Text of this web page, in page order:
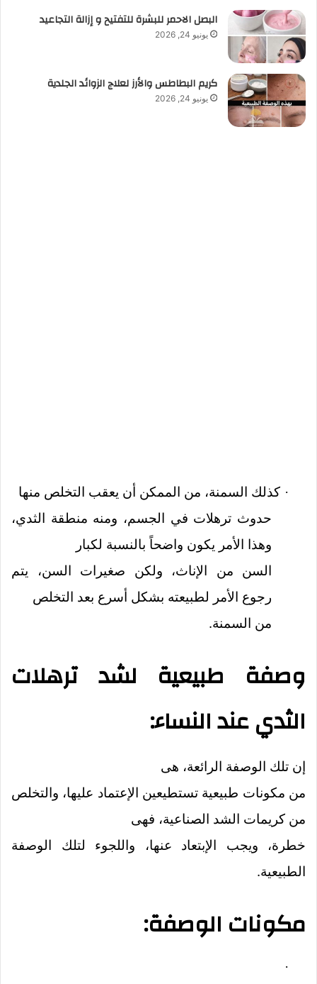
البصل الاحمر للبشرة للتفتيح و إزالة التجاعيد
يونيو 24, 2026
كريم البطاطس والأرز لعلاج الزوائد الجلدية
يونيو 24, 2026
· كذلك السمنة، من الممكن أن يعقب التخلص منها
حدوث ترهلات في الجسم، ومنه منطقة الثدي،
وهذا الأمر يكون واضحاً بالنسبة لكبار
السن من الإناث، ولكن صغيرات السن، يتم
رجوع الأمر لطبيعته بشكل أسرع بعد التخلص
من السمنة.
وصفة طبيعية لشد ترهلات
الثدي عند النساء:
إن تلك الوصفة الرائعة، هى
من مكونات طبيعية تستطيعين الإعتماد عليها، والتخلص
من كريمات الشد الصناعية، فهى
خطرة، ويجب الإبتعاد عنها، واللجوء لتلك الوصفة
الطبيعية.
مكونات الوصفة:
·